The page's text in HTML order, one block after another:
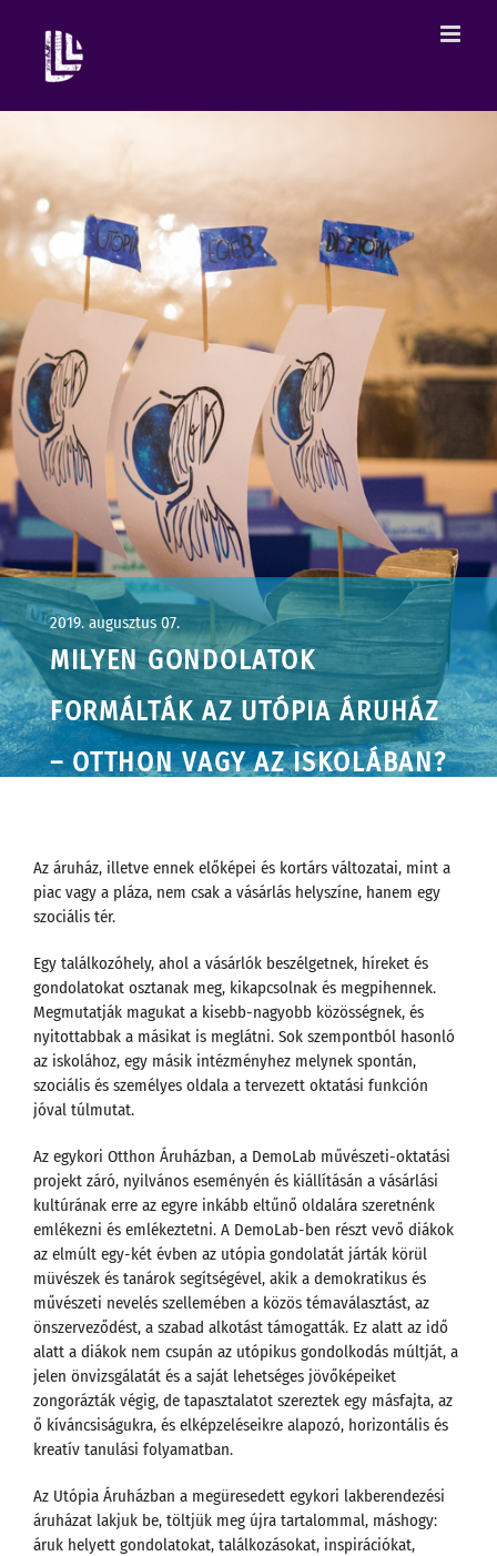
2019. augusztus 07.
MILYEN GONDOLATOK
FORMÁLTÁK AZ UTÓPIA ÁRUHÁZ
– OTTHON VAGY AZ ISKOLÁBAN?
KONCEPCIÓJÁT ?
Az áruház, illetve ennek előképei és kortárs változatai, mint a
piac vagy a pláza, nem csak a vásárlás helyszíne, hanem egy
szociális tér.
Egy találkozóhely, ahol a vásárlók beszélgetnek, híreket és
gondolatokat osztanak meg, kikapcsolnak és megpihennek.
Megmutatják magukat a kisebb-nagyobb közösségnek, és
nyitottabbak a másikat is meglátni. Sok szempontból hasonló
az iskolához, egy másik intézményhez melynek spontán,
szociális és személyes oldala a tervezett oktatási funkción
jóval túlmutat.
Az egykori Otthon Áruházban, a DemoLab művészeti-oktatási
projekt záró, nyilvános eseményén és kiállításán a vásárlási
kultúrának erre az egyre inkább eltűnő oldalára szeretnénk
emlékezni és emlékeztetni. A DemoLab-ben részt vevő diákok
az elmúlt egy-két évben az utópia gondolatát járták körül
müvészek és tanárok segítségével, akik a demokratikus és
művészeti nevelés szellemében a közös témaválasztást, az
önszerveződést, a szabad alkotást támogatták. Ez alatt az idő
alatt a diákok nem csupán az utópikus gondolkodás múltját, a
jelen önvizsgálatát és a saját lehetséges jövőképeiket
zongorázták végig, de tapasztalatot szereztek egy másfajta, az
ő kíváncsiságukra, és elképzeléseikre alapozó, horizontális és
kreatív tanulási folyamatban.
Az Utópia Áruházban a megüresedett egykori lakberendezési
áruházat lakjuk be, töltjük meg újra tartalommal, máshogy:
áruk helyett gondolatokat, találkozásokat, inspirációkat,